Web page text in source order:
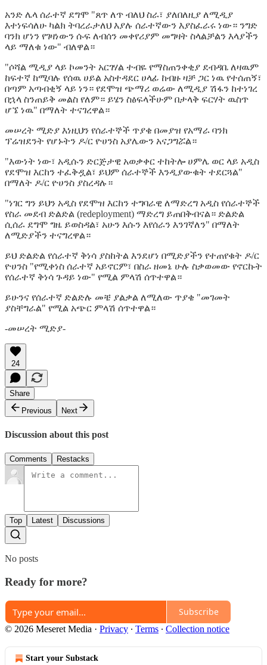
አንድ ሌላ ሰራተኛ ደግሞ "ጸጥ ለጥ ብለህ ስራ፣ ያለበለዚያ ለሚዲያ
እተነፍሳለሁ ካልክ ትባረራታለህ እያሉ ሰራተኛውን እያስፈራሩ ነው። ንግድ
ባንክ ሆነን የገዛነውን ሱፍ ለብሰን መቀየሪያም መግዛት ስላልቻልን እላያችን
ላይ ማለቁ ነው" ብለዋል።
"ሶሻል ሚዲያ ላይ ኮመንት አርገሃል ተብዬ የማስጠንቀቂያ ደብዳቤ ለዛዉም
ከፍተኛ ከሚባሉ የሰዉ ሀይል አስተዳደር ሀላፊ ከብዙ ዛቻ ጋር ነዉ የተሰጠኝ፣
በጣም አጣብቂኝ ላይ ነን። የደሞዝ ጭማሪ ወሬው ለሚዲያ ሽፋን ከተነገረ
በኋላ ስንጠይቅ መልስ የለም። ይሄን ስፅፍላችሁም በታላቅ ፍርሃት ዉስጥ
ሆኜ ነዉ" በማለት ተናገረዋል።
መሠረት ሚድያ እነዚህን የሰራተኞች ጥያቄ በመያዝ የአማራ ባንክ
ፕሬዝደንት የሆኑትን ዶ/ር ዮሀንስ አያሌውን አናጋግሯል።
"እውነት ነው፣ አዲሱን ድርጅታዊ አወቃቀር ተከትሎ ሀምሌ ወር ላይ አዲስ
የደሞዝ እርከን ተፈቅዷል፣ ይህም ሰራተኞች እንዲያውቁት ተደርጓል"
በማለት ዶ/ር ዮሀንስ ያስረዳሉ።
"ነገር ግን ይህን አዲስ የደሞዝ እርከን ተግባራዊ ለማድረግ አዲስ የሰራተኞች
የስራ መደብ ድልድል (redeployment) ማድረግ ይጠበቅብናል። ድልድል
ሲሰራ ደግሞ ግዜ ይወስዳል፣ አሁን እሱን እየሰራን እንገኛለን" በማለት
ለሚድያችን ተናግረዋል።
ይህ ድልድል የሰራተኛ ቅነሳ ያስከትል እንደሆነ በሚድያችን የተጠየቁት ዶ/ር
ዮሀንስ "የሚቀነስ ሰራተኛ አይኖርም፣ በስራ ዘመኔ ሁሉ ስቃወመው የኖርኩት
የሰራተኛ ቅነሳ ጉዳይ ነው" የሚል ምላሽ ሰጥተዋል።
ይሁንና የሰራተኛ ድልድሉ መቼ ያልቃል ለሚለው ጥያቄ "መገመት
ያስቸግራል" የሚል አጭር ምላሽ ሰጥተዋል።
-መሠረት ሚድያ-
24
Share
Previous
Next
Discussion about this post
Comments Restacks
Top Latest Discussions
No posts
Ready for more?
Subscribe
© 2026 Meseret Media · Privacy ∙ Terms ∙ Collection notice
Start your Substack